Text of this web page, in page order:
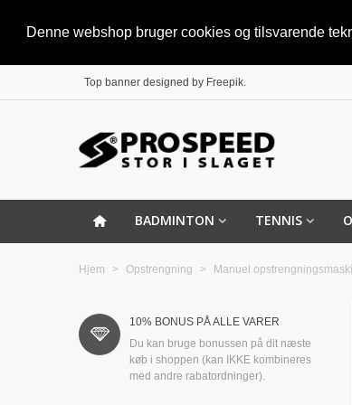
Denne webshop bruger cookies og tilsvarende
Top banner designed by Freepik
BADMINTON TENNIS
Hjem > Opstrengning > Manuel
10% BONUS PÅ ALLE VARER
Du kan bruge bonussen på dit næste
køb i shoppen (kan IKKE kombineres
med andre rabatordninger).